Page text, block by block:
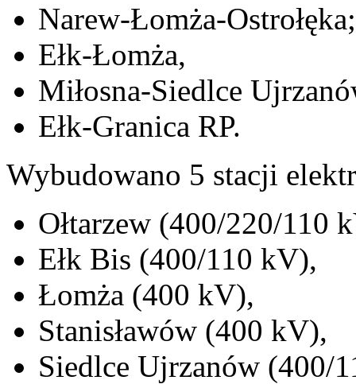
Narew-Łomża-Ostrołęka;
Ełk-Łomża,
Miłosna-Siedlce
Ełk-Granica RP.
Wybudowano 5 stacji
Ołtarzew (400/220/110
Ełk Bis (400/110 kV),
Łomża (400 kV),
Stanisławów (400 kV),
Siedlce Ujrzanów (400/